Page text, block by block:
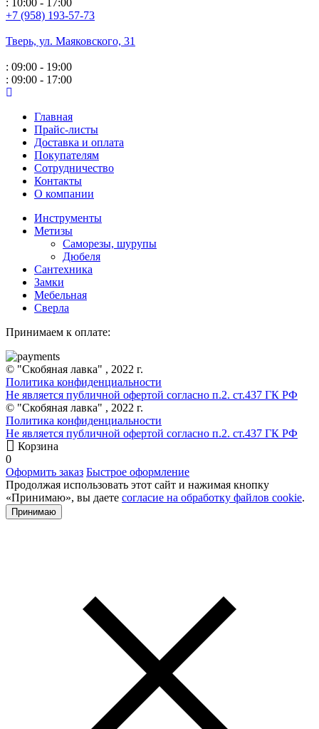
+7 (958) 193-57-73
Тверь, ул. Маяковского, 31
: 09:00 - 19:00
: 09:00 - 17:00
Главная
Прайс-листы
Доставка и оплата
Покупателям
Сотрудничество
Контакты
О компании
Инструменты
Метизы
Саморезы, шурупы
Дюбеля
Сантехника
Замки
Мебельная
Сверла
Принимаем к оплате:
© "Скобяная лавка" , 2022 г.
Политика конфиденциальности
Не является публичной офертой согласно п.2. ст.437 ГК РФ
© "Скобяная лавка" , 2022 г.
Политика конфиденциальности
Не является публичной офертой согласно п.2. ст.437 ГК РФ
Корзина
0
Оформить заказ Быстрое оформление
Продолжая использовать этот сайт и нажимая кнопку
«Принимаю», вы даете согласие на обработку файлов cookie.
Принимаю